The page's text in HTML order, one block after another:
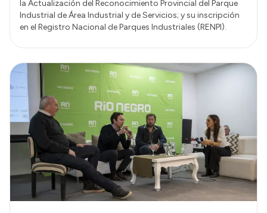
la Actualización del Reconocimiento Provincial del Parque
Industrial de Área Industrial y de Servicios; y su inscripción
en el Registro Nacional de Parques Industriales (RENPI).